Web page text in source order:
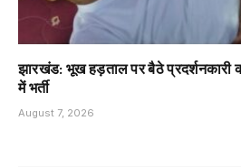
झारखंड: भूख हड़ताल पर बैठे प्रदर्शनकारी
में भर्ती
August 7, 2026